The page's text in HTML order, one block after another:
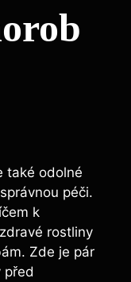
také odolné
péči.
k
rostliny
Zde je pár
před